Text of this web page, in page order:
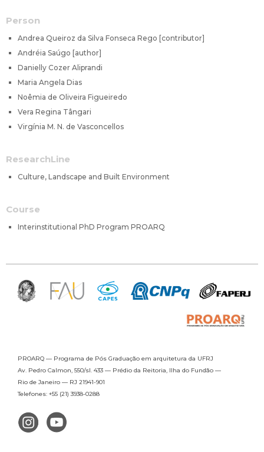
Person
Andrea Queiroz da Silva Fonseca Rego [contributor]
Andréia Saúgo [author]
Danielly Cozer Aliprandi
Maria Angela Dias
Noêmia de Oliveira Figueiredo
Vera Regina Tângari
Virgínia M. N. de Vasconcellos
ResearchLine
Culture, Landscape and Built Environment
Course
Interinstitutional PhD Program PROARQ
PROARQ — Programa de Pós Graduação em arquitetura da UFRJ
Av. Pedro Calmon, 550/sl. 433 — Prédio da Reitoria, Ilha do Fundão —
Rio de Janeiro — RJ 21941-901
Telefones: +55 (21) 3938-0288